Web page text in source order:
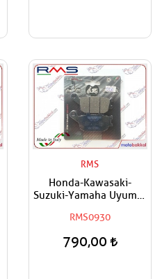
RMS
Honda-Kawasaki-
Suzuki-Yamaha Uyumlu
Balatası
RMS0930
790,00